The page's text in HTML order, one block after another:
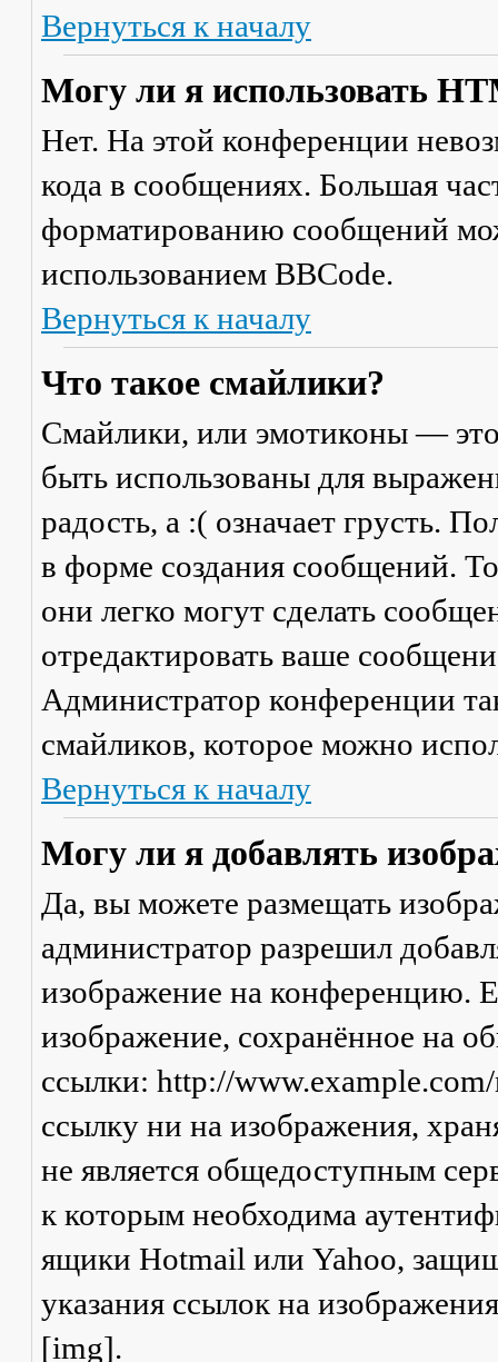
Вернуться к началу
Могу ли я использовать
Нет. На этой конференции
кода в сообщениях. Большая
форматированию сообщений
использованием BBCode.
Вернуться к началу
Что такое смайлики?
Смайлики, или эмотиконы —
быть использованы для
радость, а :( означает грусть.
в форме создания сообщений.
они легко могут сделать
отредактировать ваше
Администратор конференции
смайликов, которое можно
Вернуться к началу
Могу ли я добавлять
Да, вы можете размещать
администратор разрешил
изображение на конференцию.
изображение, сохранённое на
ссылки: http://
ссылку ни на изображения,
не является общедоступным
к которым необходима
ящики Hotmail или Yahoo,
указания ссылок на
[img].